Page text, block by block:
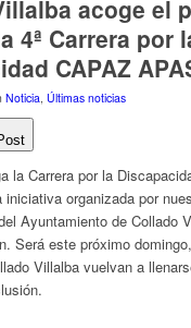
acoge el
4ª Carrera por
CAPAZ
Noticia Últimas noticias
la Carrera por la
iniciativa organizada por
Ayuntamiento de Collado
Será este próximo
Villalba vuelvan a